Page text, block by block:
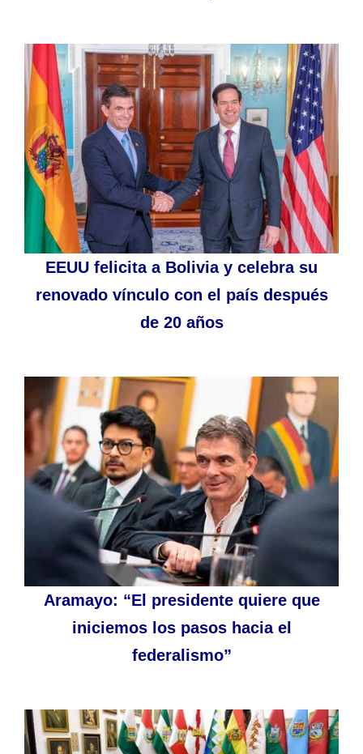
EEUU felicita a Bolivia y celebra su
renovado vínculo con el país después
de 20 años
Aramayo: “El presidente quiere que
iniciemos los pasos hacia el
federalismo”